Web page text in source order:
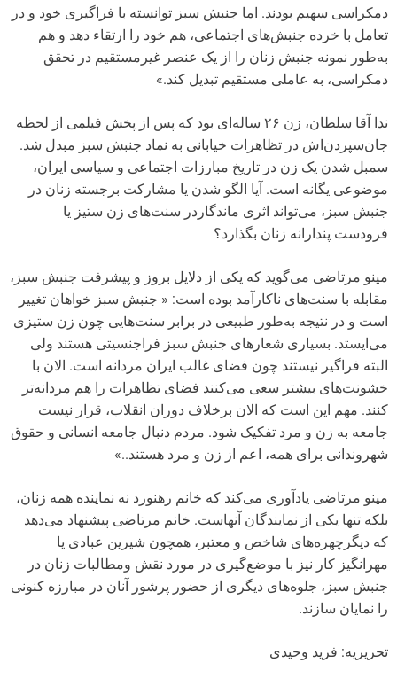
دمکراسی سهیم بودند. اما جنبش سبز توانسته با فراگیری خود و در
تعامل با خرده جنبش‌های اجتماعی، هم خود را ارتقاء دهد و هم
به‌طور نمونه جنبش زنان را از یک عنصر غیرمستقیم در تحقق
دمکراسی، به عاملی مستقیم تبدیل کند.»
ندا آقا سلطان، زن ۲۶ ساله‌‌ای بود که پس از پخش فیلمی از لحظه
جان‌سپردن‌اش در تظاهرات خیابانی به نماد جنبش سبز مبدل شد.
سمبل شدن یک زن در تاریخ مبارزات اجتماعی و سیاسی ایران،
موضوعی یگانه است. آیا الگو شدن یا مشارکت برجسته زنان در
جنبش سبز، می‌تواند اثری ماندگاردر سنت‌های زن ستیز یا
فرودست پندارانه زنان بگذارد؟
مینو مرتاضی می‌گوید که یکی از دلایل بروز و پیشرفت جنبش سبز،
مقابله با سنت‌های ناکارآمد بوده است: « جنبش سبز خواهان تغییر
است و در نتیجه به‌طور طبیعی در برابر سنت‌هایی چون زن ستیزی
می‌ایستد. بسیاری شعارهای جنبش سبز فراجنسیتی هستند ولی
البته فراگیر نیستند چون فضای غالب ایران مردانه است. الان با
خشونت‌های بیشتر سعی می‌کنند فضای تظاهرات را هم مردانه‌تر
کنند. مهم این است که الان برخلاف دوران انقلاب، قرار نیست
جامعه به زن و مرد تفکیک شود. مردم دنبال جامعه انسانی و حقوق
شهروندانی برای همه، اعم از زن و مرد هستند..»
مینو مرتاضی یادآوری می‌کند که خانم رهنورد نه نماینده همه زنان،
بلکه تنها یکی از نمایندگان آنهاست. خانم مرتاضی پیشنهاد می‌‌دهد
که دیگرچهره‌های شاخص و معتبر، همچون شیرین عبادی یا
مهرانگیز کار نیز با موضع‌گیری در مورد نقش ومطالبات زنان در
جنبش سبز، جلوه‌های دیگری از حضور پرشور آنان در مبارزه کنونی
را نمایان سازند.
تحریریه: فرید وحیدی